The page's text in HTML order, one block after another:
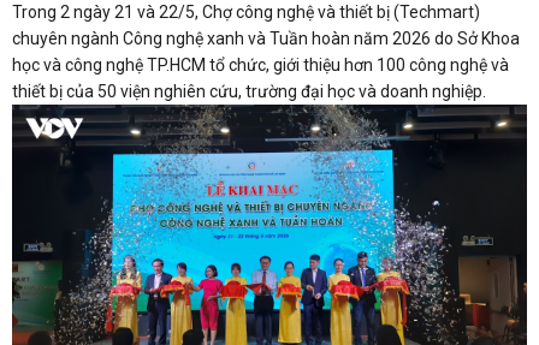
Trong 2 ngày 21 và 22/5, Chợ công nghệ và thiết bị (Techmart)
chuyên ngành Công nghệ xanh và Tuần hoàn năm 2026 do Sở Khoa
học và công nghệ TP.HCM tổ chức, giới thiệu hơn 100 công nghệ và
thiết bị của 50 viện nghiên cứu, trường đại học và doanh nghiệp.